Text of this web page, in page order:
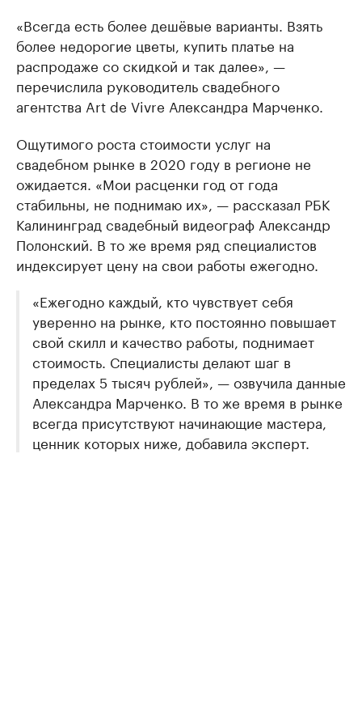
«Всегда есть более дешёвые варианты. Взять
более недорогие цветы, купить платье на
распродаже со скидкой и так далее», —
перечислила руководитель свадебного
агентства Art de Vivre Александра Марченко.
Ощутимого роста стоимости услуг на
свадебном рынке в 2020 году в регионе не
ожидается. «Мои расценки год от года
стабильны, не поднимаю их», — рассказал РБК
Калининград свадебный видеограф Александр
Полонский. В то же время ряд специалистов
индексирует цену на свои работы ежегодно.
«Ежегодно каждый, кто чувствует себя
уверенно на рынке, кто постоянно повышает
свой скилл и качество работы, поднимает
стоимость. Специалисты делают шаг в
пределах 5 тысяч рублей», — озвучила данные
Александра Марченко. В то же время в рынке
всегда присутствуют начинающие мастера,
ценник которых ниже, добавила эксперт.